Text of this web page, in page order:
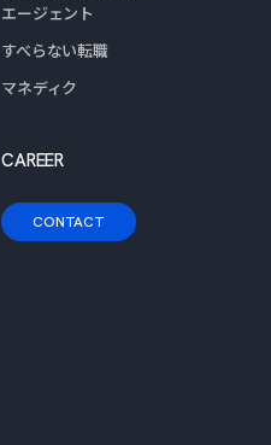
エージェント
すべらない転職
マネディク
CAREER
CONTACT